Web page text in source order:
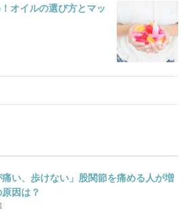
オイルの選び方とマッ
痛い、歩けない」股関節を痛める人が増
因は？